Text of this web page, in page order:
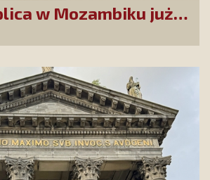
w Mozambiku już
społeczności